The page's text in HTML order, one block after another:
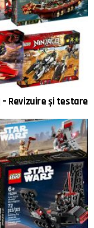
– Revizuire și testare